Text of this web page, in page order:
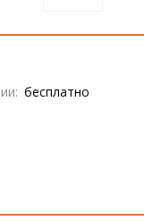
бесплатно